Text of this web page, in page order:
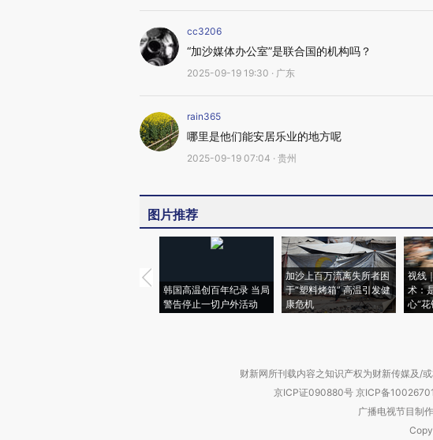
cc3206
“加沙媒体办公室”是联合国的机构吗？
2025-09-19 19:30 · 广东
rain365
哪里是他们能安居乐业的地方呢
2025-09-19 07:04 · 贵州
图片推荐
韩国高温创百年纪录 当局
警告停止一切户外活动
加沙上百万流离失所者困
于“塑料烤箱” 高温引发健
康危机
视线
术：
心“花
财新网所刊载内容之知识产权为财新传媒及/
京ICP证090880号 京ICP备
广播电视节目制